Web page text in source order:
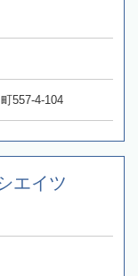
557-4-104
エイツ